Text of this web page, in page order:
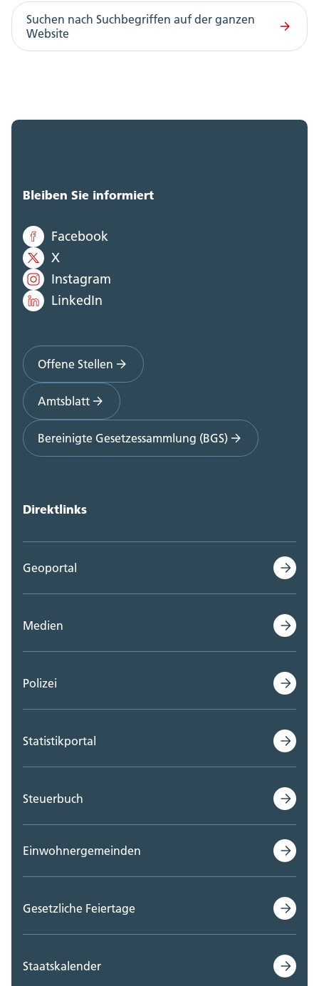
Suchen nach Suchbegriffen auf der ganzen
Website
Bleiben Sie informiert
Facebook
X
Instagram
LinkedIn
Offene Stellen
Amtsblatt
Bereinigte Gesetzessammlung (BGS)
Direktlinks
Geoportal
Medien
Polizei
Statistikportal
Steuerbuch
Einwohnergemeinden
Gesetzliche Feiertage
Staatskalender